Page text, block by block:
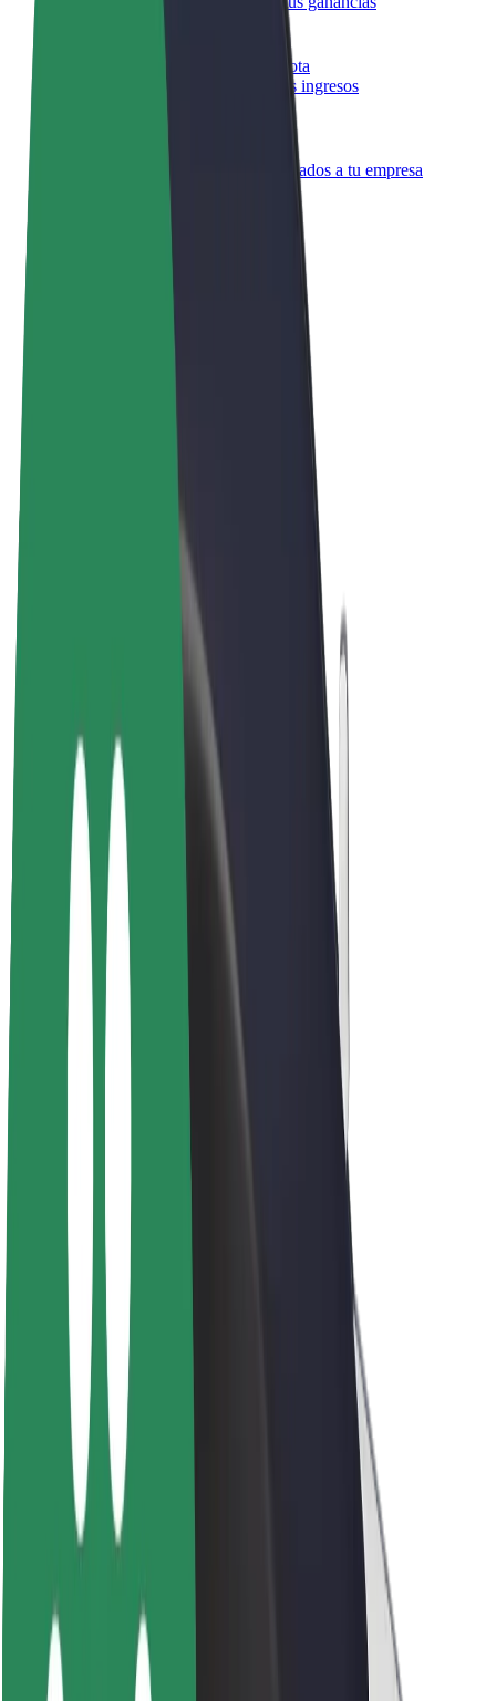
Registrarse como propietario de flota
Añadí tu flota a Bolt y potenciá tus ingresos
Bolt para empresas
Productos y servicios de Bolt adaptados a tu empresa
Bicis
Bolt Plus
Colabora con Bolt
Conductores
Ingresos de conductor/a
Repartidores
Ingresos de repartidor
Comercios de Bolt Food
Sostenibilidad en Bolt
Project Zero
Blog
Sala de prensa
Directrices de la marca
Misión
Relación con inversores
Liderazgo
Medios
Fondo Urbano